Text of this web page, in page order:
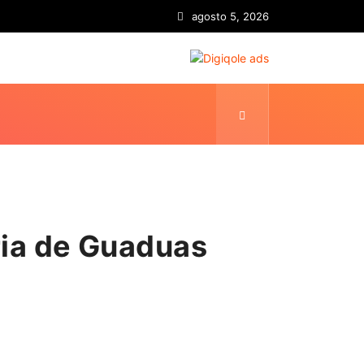
agosto 5, 2026
de Guaduas